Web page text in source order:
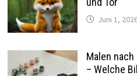
Juni 1,
Malen
– Welche